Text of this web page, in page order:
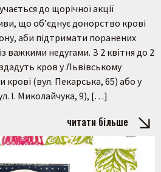
до щорічної акції
що об’єднує донорство крові
аби підтримати поранених
важкими недугами. З 2 квітня до 2
кров у Львівському
крові (вул. Пекарська, 65) або у
І. Миколайчука, 9), […]
читати більше